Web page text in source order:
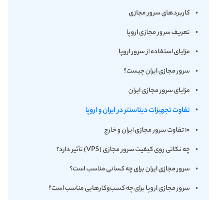
کاربردهای سرور مجازی
تعریف سرور مجازی اروپا
مزایای استفاده از سرور اروپا
سرور مجازی ایران چیست؟
مزایای سرور مجازی ایران
تفاوت تجهیزات دیتاسنتر در ایران و اروپا
۱۰ تفاوت سرور مجازی ایران و خارج
چه نکاتی روی کیفیت سرور مجازی (VPS) تأثیر دارد؟
سرور مجازی ایران برای چه کسانی مناسب است؟
سرور مجازی اروپا برای چه کسب‌وکارهایی مناسب است؟